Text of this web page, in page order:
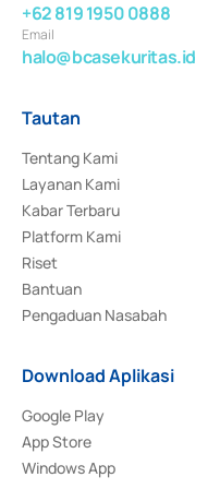
+62 819 1950 0888
Email
halo@bcasekuritas.id
Tautan
Tentang Kami
Layanan Kami
Kabar Terbaru
Platform Kami
Riset
Bantuan
Pengaduan Nasabah
Download Aplikasi
Google Play
App Store
Windows App